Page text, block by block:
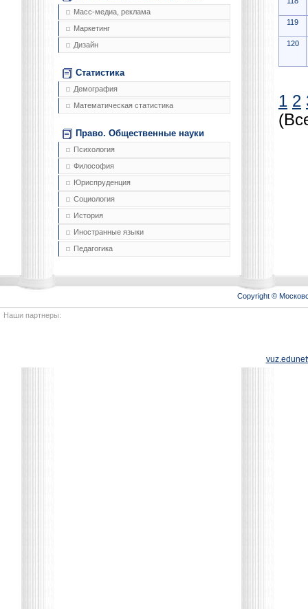
Масс-медиа, реклама
Маркетинг
Дизайн
Статистика
Демография
Математическая статистика
Право. Общественные науки
Психология
Философия
Юриспруденция
Социология
История
Иностранные языки
Педагогика
119
120
1 2
Copyright ©
Наши партнеры: